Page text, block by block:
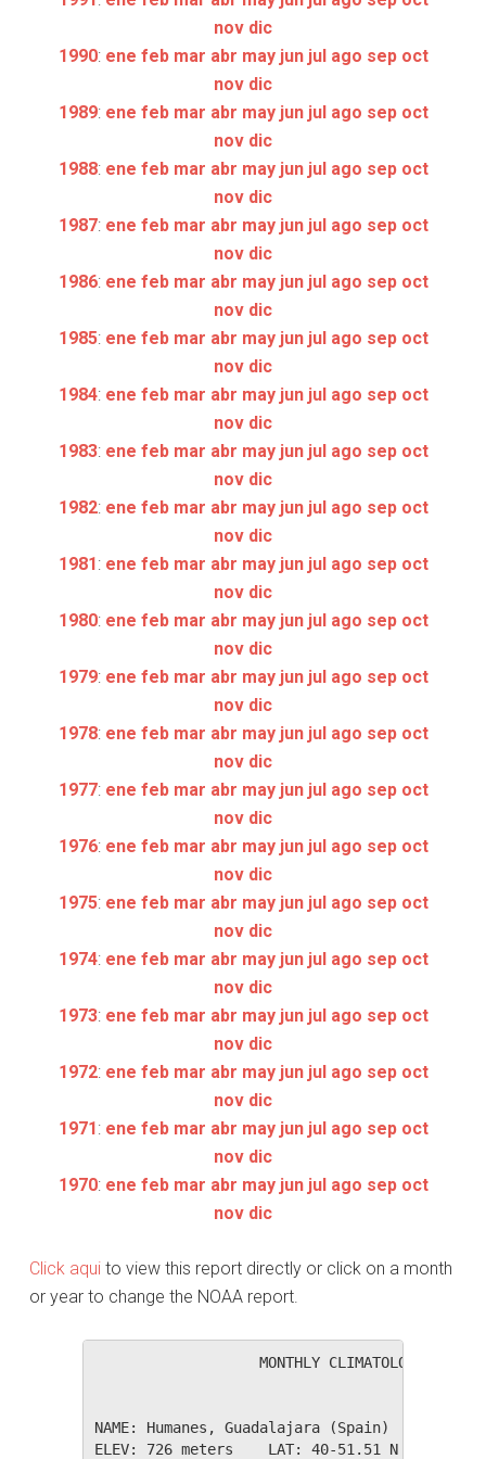
nov dic
1990: ene feb mar abr may jun jul ago sep oct
nov dic
1989: ene feb mar abr may jun jul ago sep oct
nov dic
1988: ene feb mar abr may jun jul ago sep oct
nov dic
1987: ene feb mar abr may jun jul ago sep oct
nov dic
1986: ene feb mar abr may jun jul ago sep oct
nov dic
1985: ene feb mar abr may jun jul ago sep oct
nov dic
1984: ene feb mar abr may jun jul ago sep oct
nov dic
1983: ene feb mar abr may jun jul ago sep oct
nov dic
1982: ene feb mar abr may jun jul ago sep oct
nov dic
1981: ene feb mar abr may jun jul ago sep oct
nov dic
1980: ene feb mar abr may jun jul ago sep oct
nov dic
1979: ene feb mar abr may jun jul ago sep oct
nov dic
1978: ene feb mar abr may jun jul ago sep oct
nov dic
1977: ene feb mar abr may jun jul ago sep oct
nov dic
1976: ene feb mar abr may jun jul ago sep oct
nov dic
1975: ene feb mar abr may jun jul ago sep oct
nov dic
1974: ene feb mar abr may jun jul ago sep oct
nov dic
1973: ene feb mar abr may jun jul ago sep oct
nov dic
1972: ene feb mar abr may jun jul ago sep oct
nov dic
1971: ene feb mar abr may jun jul ago sep oct
nov dic
1970: ene feb mar abr may jun jul ago sep oct
nov dic
Click aquito view this report directly or click on a month
or year to change the NOAA report.
MONTHLY CLIMATOLOGICAL
NAME: Humanes, Guadalajara
ELEV: 726 meters    LAT: 40-51.51 N    LONG: